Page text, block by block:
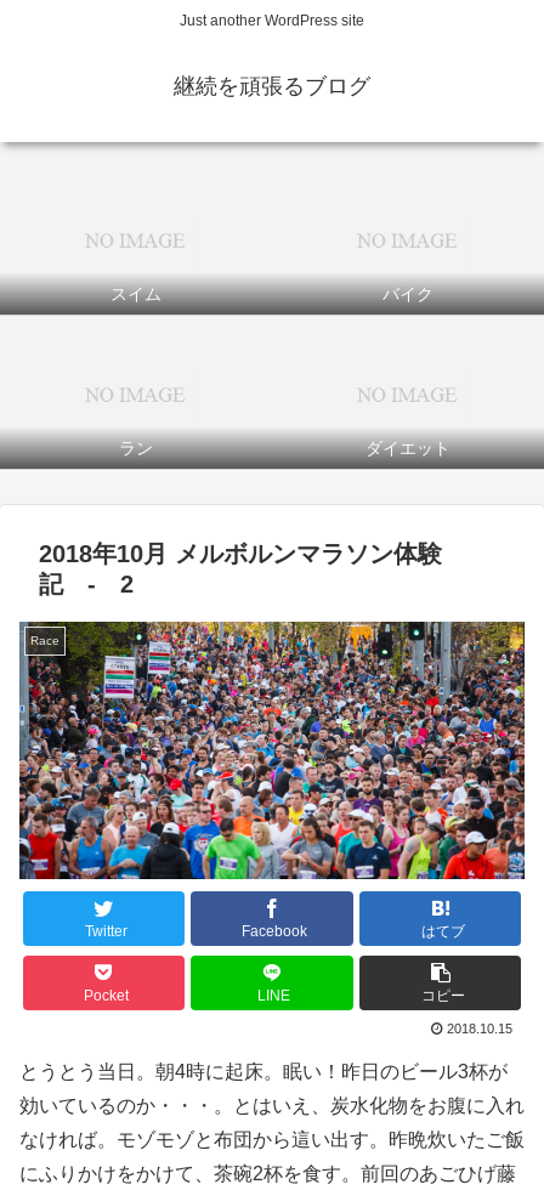
Just another WordPress site
継続を頑張るブログ
スイム バイク
ラン ダイエット
2018年10月 メルボルンマラソン体験
記 - 2
Race
Twitter Facebook はてブ
Pocket LINE コピー
2018.10.15
とうとう当日。朝4時に起床。眠い！昨日のビール3杯が
効いているのか・・・。とはいえ、炭水化物をお腹に入れ
なければ。モゾモゾと布団から這い出す。昨晩炊いたご飯
にふりかけをかけて、茶碗2杯を食す。前回のあごひげ藤